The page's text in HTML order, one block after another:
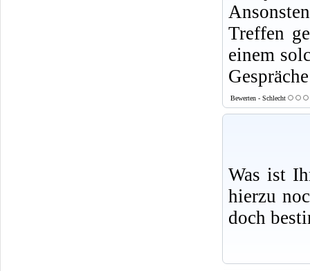
Treffen
einem
Bewerten - Schlecht
Was ist
hierzu
doch